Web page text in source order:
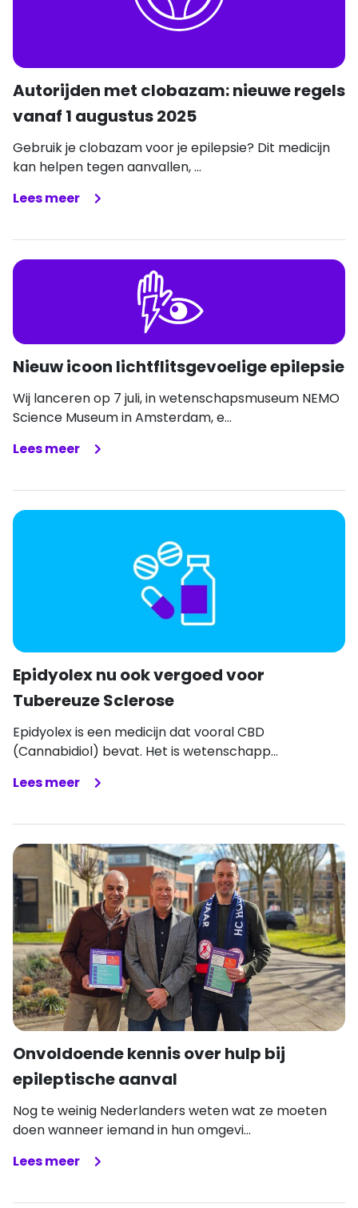
Autorijden met clobazam: nieuwe regels
vanaf 1 augustus 2025
Gebruik je clobazam voor je epilepsie? Dit medicijn
kan helpen tegen aanvallen, ...
Lees meer
Nieuw icoon lichtflitsgevoelige epilepsie
Wij lanceren op 7 juli, in wetenschapsmuseum NEMO
Science Museum in Amsterdam, e...
Lees meer
Epidyolex nu ook vergoed voor
Tubereuze Sclerose
Epidyolex is een medicijn dat vooral CBD
(Cannabidiol) bevat. Het is wetenschapp...
Lees meer
Onvoldoende kennis over hulp bij
epileptische aanval
Nog te weinig Nederlanders weten wat ze moeten
doen wanneer iemand in hun omgevi...
Lees meer